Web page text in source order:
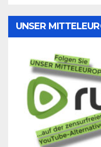
UNSER